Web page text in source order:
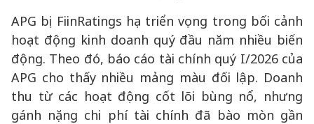
APG bị FiinRatings hạ triển vọng trong bối cảnh
hoạt động kinh doanh quý đầu năm nhiều biến
động. Theo đó, báo cáo tài chính quý I/2026 của
APG cho thấy nhiều mảng màu đối lập. Doanh
thu từ các hoạt động cốt lõi bùng nổ, nhưng
gánh nặng chi phí tài chính đã bào mòn gần